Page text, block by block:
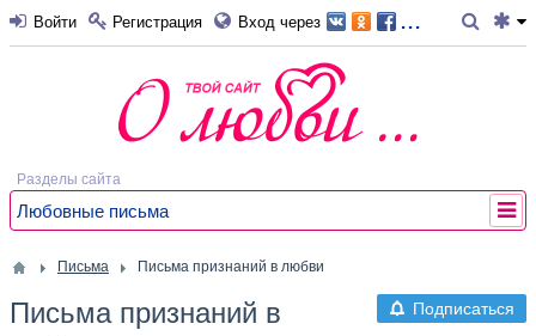
Войти Регистрация Вход через ...
Разделы сайта
Любовные письма
Письма Письма признаний в любви
Подписаться
Письма признаний в